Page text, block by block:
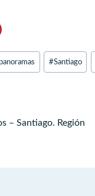
#Santiago
– Santiago. Región